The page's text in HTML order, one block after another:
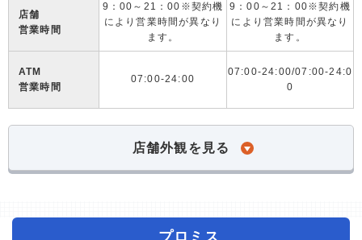
店舗
営業時間
9：00～21：00※契約機
により営業時間が異なり
ます。
9：00～21：00※契約機
により営業時間が異なり
ます。
ATM
営業時間
07:00-24:00
07:00-24:00/07:00-24:0
0
店舗外観を見る
プロミス